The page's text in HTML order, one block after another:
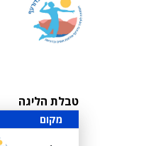
טבלת הליגה
מקום